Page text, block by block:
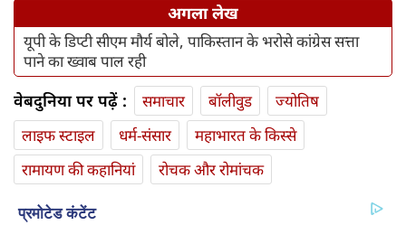
अगला लेख
यूपी के डिप्टी सीएम मौर्य बोले, पाकिस्तान के भरोसे कांग्रेस सत्ता
पाने का ख्वाब पाल रही
वेबदुनिया पर पढ़ें : समाचार बॉलीवुड
ज्योतिष
लाइफ स्‍टाइल
धर्म-संसार
महाभारत के किस्से
रामायण की कहानियां
रोचक और रोमांचक